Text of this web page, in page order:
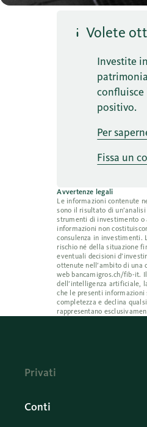
Volete
Investite
positivo.
Per
Fissa un
Avvertenze legali
Le informazioni contenute
sono il risultato di
strumenti di investimento o
informazioni non
consulenza in investimenti.
rischio né della situazione
eventuali decisioni
ottenute nell’ambito di una
web bancamigros.ch/fib-it.
dell’intelligenza artificiale,
che le presenti informazioni
completezza e declina
rappresentano
Privati
Conti